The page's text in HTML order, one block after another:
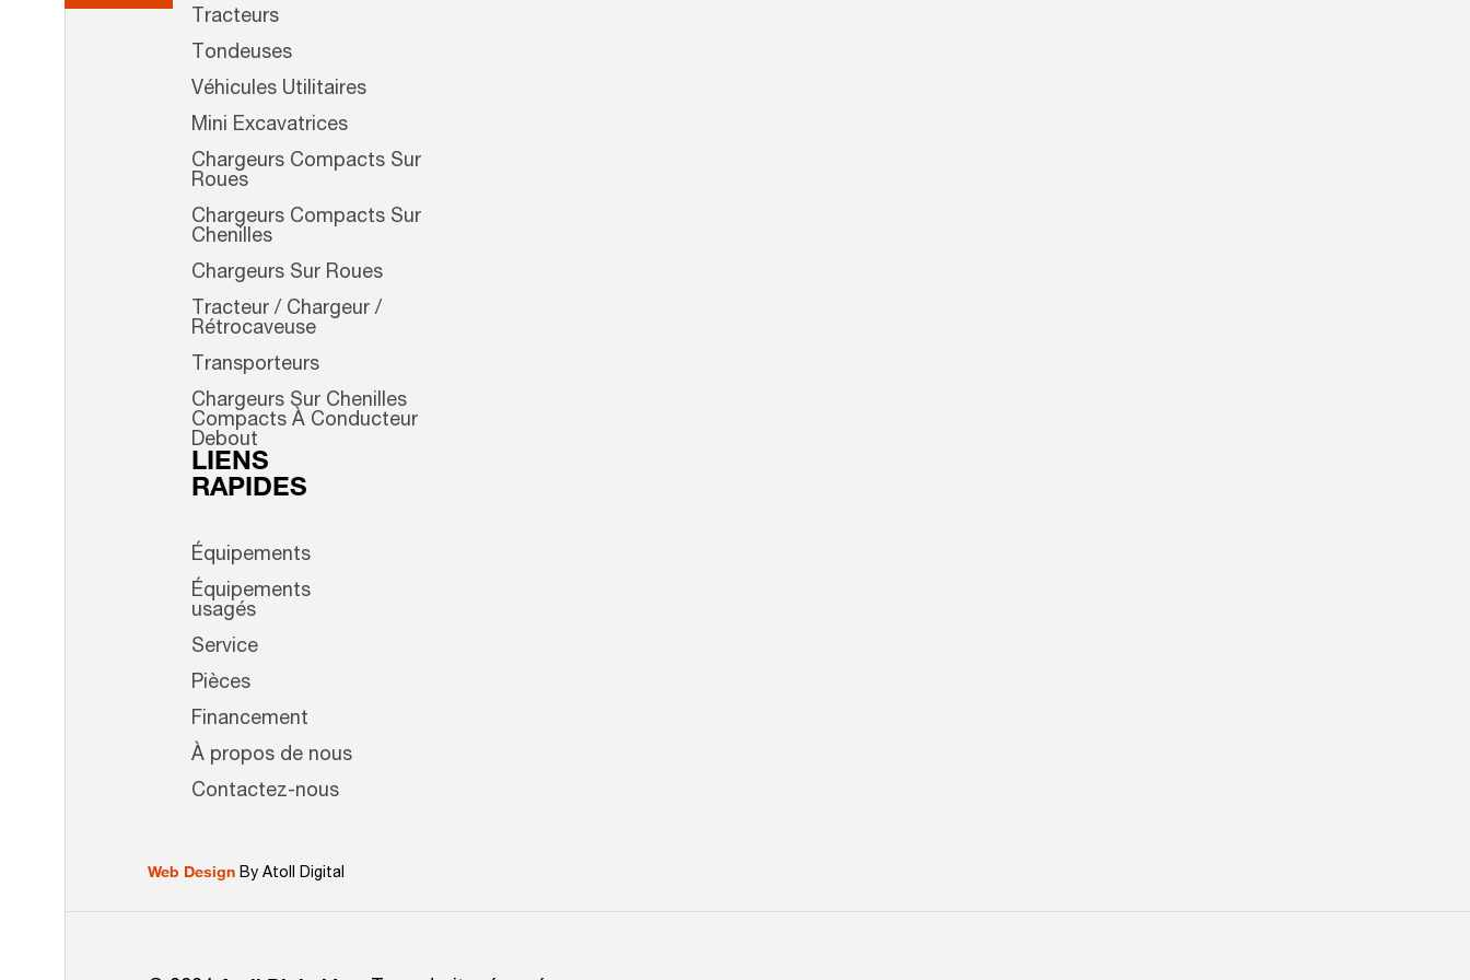
Tracteurs
Tondeuses
Véhicules Utilitaires
Mini Excavatrices
Chargeurs Compacts Sur
Roues
Chargeurs Compacts Sur
Chenilles
Chargeurs Sur Roues
Tracteur / Chargeur /
Rétrocaveuse
Transporteurs
Chargeurs Sur Chenilles
Compacts À Conducteur
Debout
LIENS
RAPIDES
Équipements
Équipements
usagés
Service
Pièces
Financement
À propos de nous
Contactez-nous
Web Design By Atoll Digital